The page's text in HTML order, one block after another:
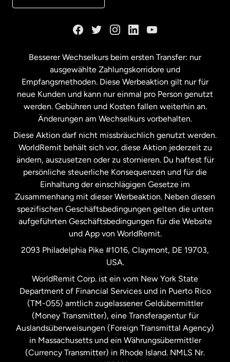
Malaysia
Neuseeland
Niederlande
Schweden
Spanien
Vereinigte Staaten English
Vereinigte Staaten
Vereinigtes Königreich
Besserer Wechselkurs beim ersten Transfer: nur
ausgewählte Zahlungskorridore und
Empfangsmethoden. Diese Werbeaktion gilt nur für
neue Kunden und kann nur einmal pro Person genutzt
werden. Gebühren und Kosten fallen weiterhin an.
Änderungen am Wechselkurs vorbehalten.
Diese Aktion darf nicht missbräuchlich genutzt werden.
WorldRemit behält sich vor, diese Aktion jederzeit zu
ändern, auszusetzen oder zu stornieren. Du haftest für
persönliche steuerliche Konsequenzen und für die
Einhaltung der einschlägigen Gesetze im
Zusammenhang mit dieser Werbeaktion. Neben diesen
spezifischen Geschäftsbedingungen gelten die unten
aufgeführten Geschäftsbedingungen für die Website
und App von WorldRemit.
2093 Philadelphia Pike #1016, Claymont, DE 19703,
USA.
WorldRemit Corp. ist ein vom New York State
Department of Financial Services und in Puerto Rico
(TM-055) amtlich zugelassener Geldübermittler
(Money Transmitter), eine Transferagentur für
Auslandsüberweisungen (Foreign Transmittal Agency)
in Massachusetts und ein Währungsübermittler
(Currency Transmitter) in Rhode Island. NMLS Nr.